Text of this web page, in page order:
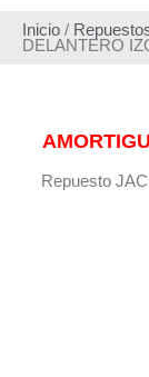
Inicio /
DELANTERO
Repuesto